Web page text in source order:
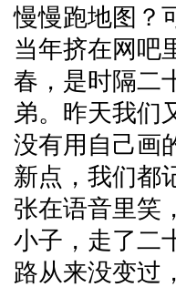
慢慢跑地图？
当年挤在网吧
春，是时隔二
弟。昨天我们
没有用自己画
新点，我们都
张在语音里笑
小子，走了二
路从来没变过